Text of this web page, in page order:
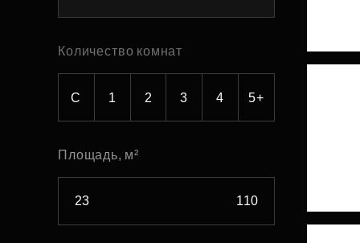
Рефинансирование
Количество комнат
С 1 2 3 4 5+
Площадь, м²